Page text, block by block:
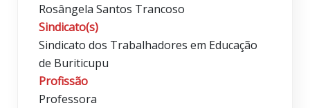
Rosângela Santos Trancoso
Sindicato(s)
Sindicato dos Trabalhadores em Educação
de Buriticupu
Profissão
Professora